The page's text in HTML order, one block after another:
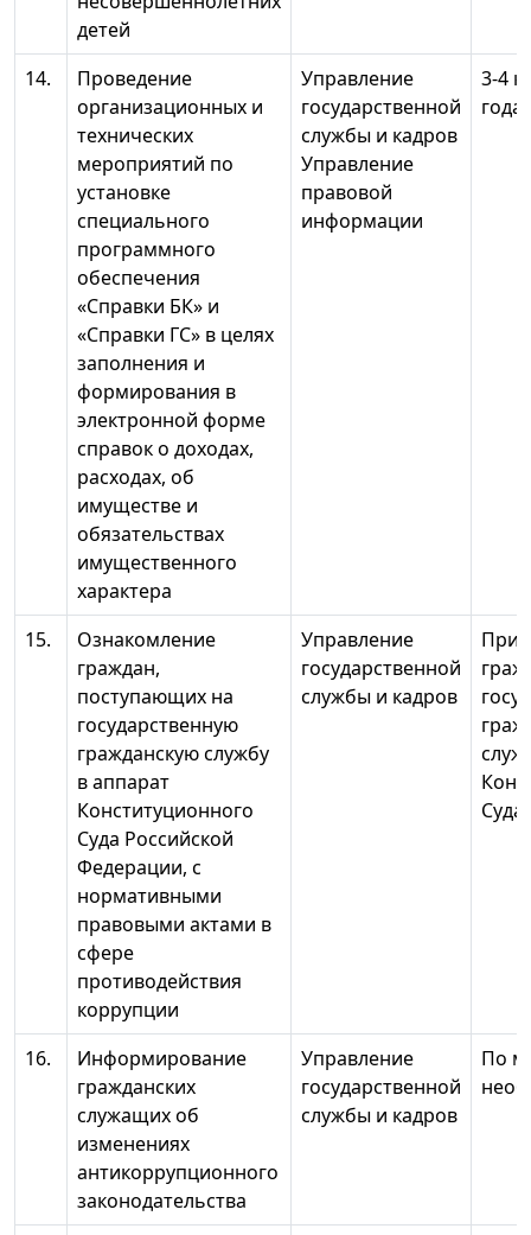
детей
14.
Проведение
организационных и
технических
мероприятий по
установке
специального
программного
обеспечения
«Справки БК» и
«Справки ГС» в целях
заполнения и
формирования в
электронной форме
справок о доходах,
расходах, об
имуществе и
обязательствах
имущественного
характера
Управление
государственной
службы и кадров
Управление
правовой
информации
3-4
года
15.
Ознакомление
граждан,
поступающих на
государственную
гражданскую службу
в аппарат
Конституционного
Суда Российской
Федерации, с
нормативными
правовыми актами в
сфере
противодействия
коррупции
Управление
государственной
службы и кадров
При
Суда
16.
Информирование
гражданских
служащих об
изменениях
антикоррупционного
законодательства
Управление
государственной
службы и кадров
По